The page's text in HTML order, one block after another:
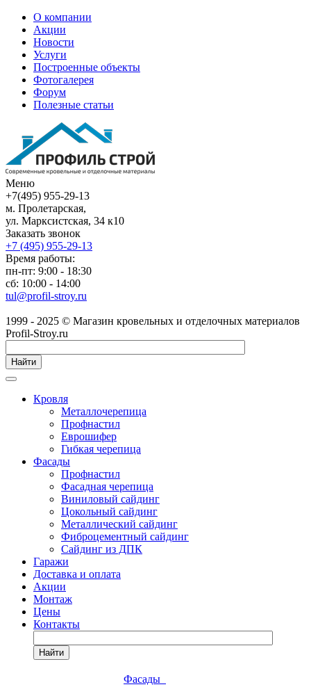
О компании
Акции
Новости
Услуги
Построенные объекты
Фотогалерея
Форум
Полезные статьи
Меню
+7(495) 955-29-13
м. Пролетарская,
ул. Марксистская, 34 к10
Заказать звонок
+7 (495) 955-29-13
Время работы:
пн-пт: 9:00 - 18:30
сб: 10:00 - 14:00
tul@profil-stroy.ru
1999 - 2025 © Магазин кровельных и отделочных материалов
Profil-Stroy.ru
Найти
Кровля
Металлочерепица
Профнастил
Еврошифер
Гибкая черепица
Фасады
Профнастил
Фасадная черепица
Виниловый сайдинг
Цокольный сайдинг
Металлический сайдинг
Фиброцементный сайдинг
Сайдинг из ДПК
Гаражи
Доставка и оплата
Акции
Монтаж
Цены
Контакты
Найти
Фасады